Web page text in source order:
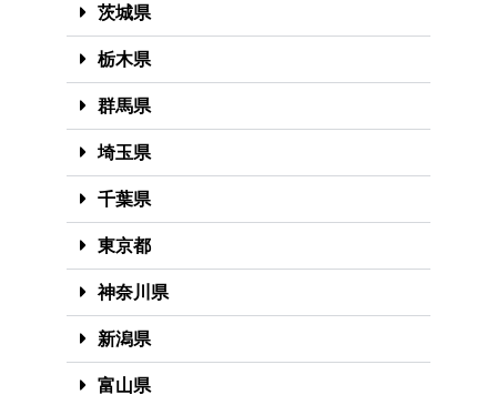
茨城県
栃木県
群馬県
埼玉県
千葉県
東京都
神奈川県
新潟県
富山県